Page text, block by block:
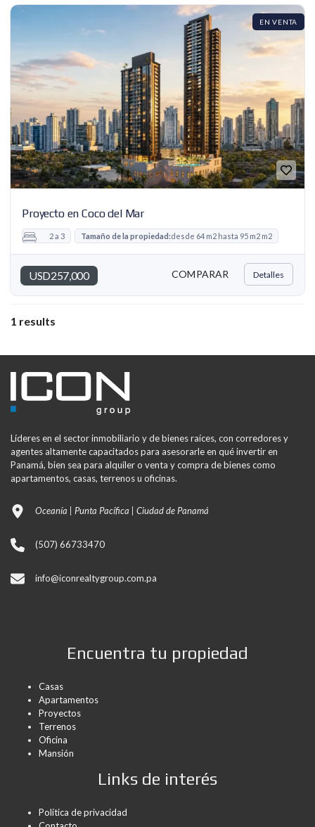
EN VENTA
Proyecto en Coco del Mar
USD257,000
2 a 3 Tamaño de la propiedad:desde 64 m2 hasta 95 m2 m2
COMPARAR Detalles
1 results
Líderes en el sector inmobiliario y de bienes raíces, con corredores y
agentes altamente capacitados para asesorarle en qué invertir en
Panamá, bien sea para alquiler o venta y compra de bienes como
apartamentos, casas, terrenos u oficinas.
Oceanía | Punta Pacífica | Ciudad de Panamá
(507) 66733470
info@iconrealtygroup.com.pa
Encuentra tu propiedad
Casas
Apartamentos
Proyectos
Terrenos
Oficina
Mansión
Links de interés
Política de privacidad